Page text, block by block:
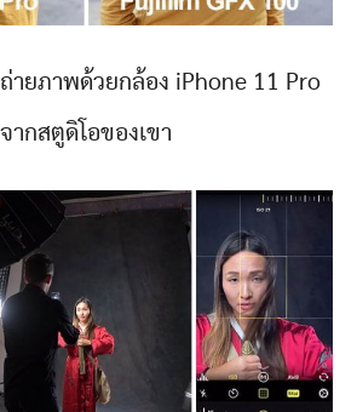
ายภาพด้วยกล้อง iPhone 11 Pro
จากสตูดิโอของเขา